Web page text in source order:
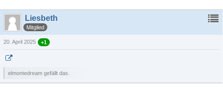
Liesbeth
Mitglied
20. April 2025 +1
elmontedream gefällt das.